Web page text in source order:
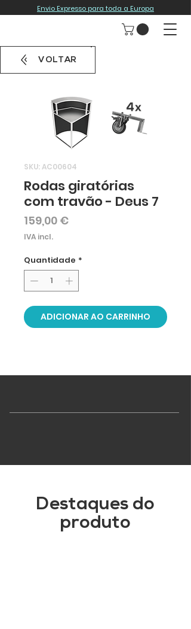
Envio Expresso para toda a Europa
SKU: AC00604
Rodas giratórias
com travão - Deus 7
159,00 €Preço
IVA incl.
Quantidade *
ADICIONAR AO CARRINHO
VOLTAR
Destaques do
produto